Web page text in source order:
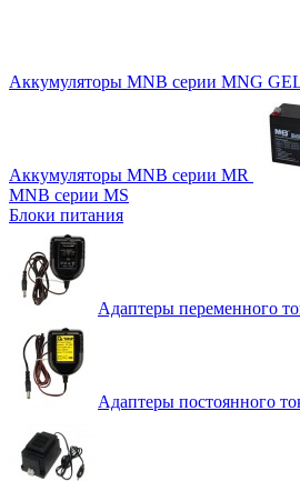
Аккумуляторы MNB серии MNG
Аккумуляторы MNB серии MR
MNB серии MS
Блоки питания
Адаптеры переменного
Адаптеры постоянного